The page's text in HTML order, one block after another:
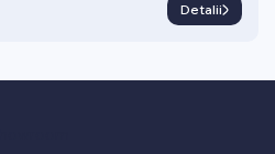
Detalii